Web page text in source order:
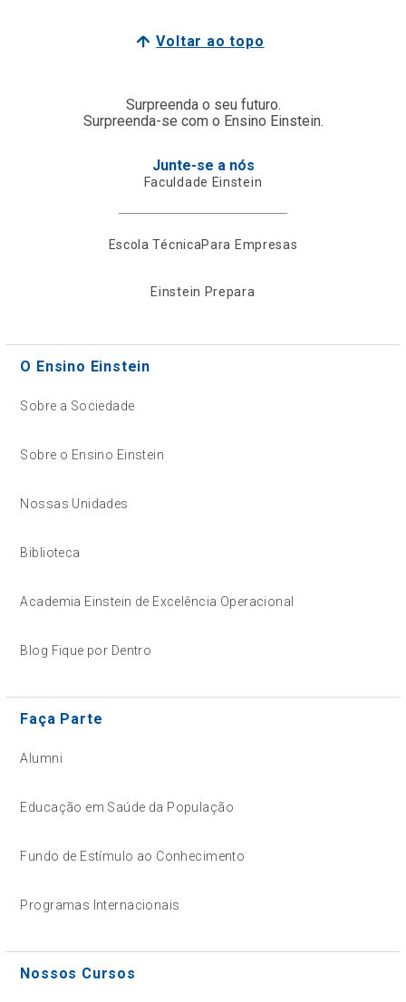
Voltar ao topo
Surpreenda o seu futuro.
Surpreenda-se com o Ensino Einstein.
Junte-se a nós
Faculdade Einstein
Escola TécnicaPara Empresas
Einstein Prepara
O Ensino Einstein
Sobre a Sociedade
Sobre o Ensino Einstein
Nossas Unidades
Biblioteca
Academia Einstein de Excelência Operacional
Blog Fique por Dentro
Faça Parte
Alumni
Educação em Saúde da População
Fundo de Estímulo ao Conhecimento
Programas Internacionais
Nossos Cursos